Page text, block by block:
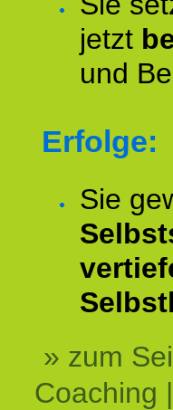
jetzt
und
Erfolge:
Sie
» zum
Coaching